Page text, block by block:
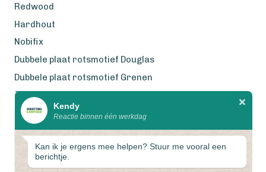
Redwood
Hardhout
Nobifix
Dubbele plaat rotsmotief Douglas
Dubbele plaat rotsmotief Grenen
Zweeds Rabat Douglas
Wij werken met eerlijke
gecertificeerde houtsoorten
Kendy
Reactie binnen één werkdag
Kan ik je ergens mee helpen? Stuur me vooral een
berichtje.